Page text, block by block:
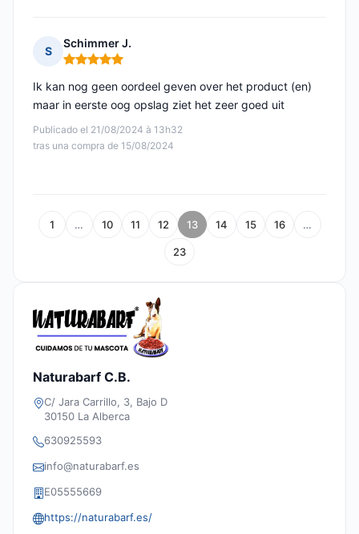
S
Schimmer J.
Nota: 5 de 5
Publicado el 21/08/2024 à 13h32
tras una compra de 15/08/2024
Ik kan nog geen oordeel geven over het product (en)
maar in eerste oog opslag ziet het zeer goed uit
1 … 10 11 12 13 14 15 16 …
23
Naturabarf C.B.
C/ Jara Carrillo, 3, Bajo D
30150 La Alberca
630925593
info@naturabarf.es
E05555669
https://naturabarf.es/